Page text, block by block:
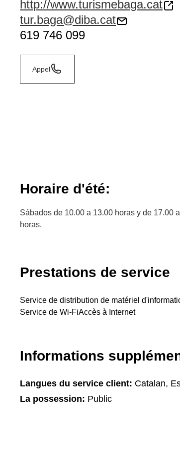
http://www.turismebaga.cat
tur.baga@diba.cat
619 746 099
Appel
Horaire d'été:
Sábados de 10.00 a 13.00 horas y de 17.00
horas.
Prestations de service
Service de distribution de matériel
Service de Wi-FiAccès à Internet
Informations
Langues du service client: Catalan,
La possession: Public